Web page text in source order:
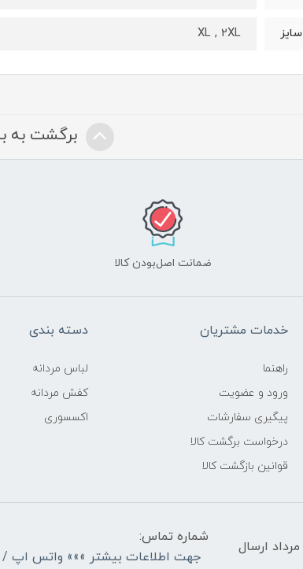
سایز XL , 2XL
برگشت به
ضمانت اصل‌بودن کالا
خدمات مشتریان
راهنما
ورود و عضویت
پیگیری سفارشات
درخواست برگشت کالا
قوانین بازگشت کالا
دسته بندی
لباس مردانه
کفش مردانه
اکسسوری
تمامی سفارشات جدید ، یکشنبه ۱۸ مرداد ارسال
شماره تماس:
جهت اطلاعات بیشتر »»» واتس اپ /